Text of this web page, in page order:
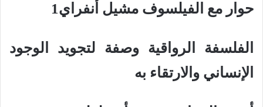
حوار مع الفيلسوف مشيل أنفراي1
الفلسفة الرواقية وصفة لتجويد الوجود
الإنساني والارتقاء به